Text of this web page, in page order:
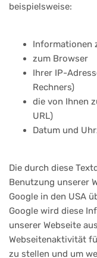
beispielsweise:
Informationen
zum Browser
Ihrer IP-
Rechners)
die von Ihnen
URL)
Datum und
Die durch diese
Benutzung unserer
Google in den USA
Google wird diese
unserer Webseite
Webseitenaktivität
zu stellen und um